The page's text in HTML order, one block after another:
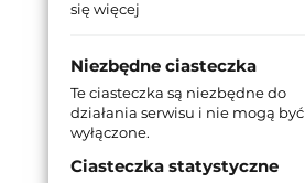
się więcej
Niezbędne ciasteczka
Te ciasteczka są niezbędne do
działania serwisu i nie mogą być
wyłączone.
Ciasteczka statystyczne